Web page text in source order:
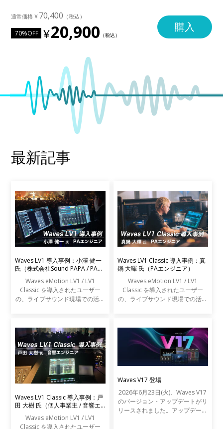
70,400
70%OFF 20,900 購入
最新記事
Waves LV1 導入事例：小澤 健一
氏（株式会社Sound PAPA / PAエ
Waves eMotion LV1 / LV1
Classic を導入されたユーザー
の、ライブサウンド現場での活用
Waves LV1 Classic 導入事例：真
鍋 大暉 氏（PAエンジニア）
Waves eMotion LV1 / LV1
Classic を導入されたユーザー
の、ライブサウンド現場での活用
Waves LV1 Classic 導入事例：戸
田 大樹 氏（個人事業主 / 音響エ
Waves eMotion LV1 / LV1
Classic を導入されたユーザー
Waves V17 登場
2026年6月23日(火)、Waves V17
のバージョン・アップデートがリ
リースされました。アップデート